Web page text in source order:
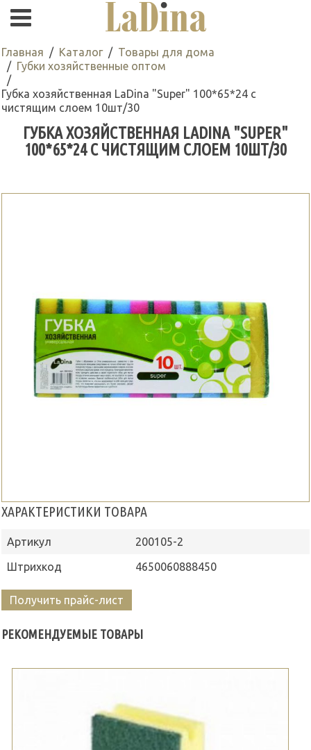
Главная Каталог
Товары для дома
Губки хозяйственные оптом
Губка хозяйственная LaDina "Super" 100*65*24 с
чистящим слоем 10шт/30
ГУБКА ХОЗЯЙСТВЕННАЯ LADINA "SUPER"
100*65*24 С ЧИСТЯЩИМ СЛОЕМ 10ШТ/30
ХАРАКТЕРИСТИКИ ТОВАРА
Артикул
200105-2
Штрихкод
4650060888450
Получить прайс-лист
РЕКОМЕНДУЕМЫЕ ТОВАРЫ